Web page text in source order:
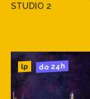
STUDIO 2
lp do 24h